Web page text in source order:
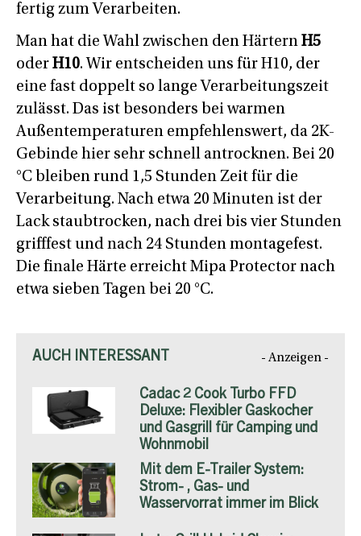
fertig zum Verarbeiten.
Man hat die Wahl zwischen den Härtern H5
oder H10. Wir entscheiden uns für H10, der
eine fast doppelt so lange Verarbeitungszeit
zulässt. Das ist besonders bei warmen
Außentemperaturen empfehlenswert, da 2K-
Gebinde hier sehr schnell antrocknen. Bei 20
°C bleiben rund 1,5 Stunden Zeit für die
Verarbeitung. Nach etwa 20 Minuten ist der
Lack staubtrocken, nach drei bis vier Stunden
grifffest und nach 24 Stunden montagefest.
Die finale Härte erreicht Mipa Protector nach
etwa sieben Tagen bei 20 °C.
AUCH INTERESSANT - Anzeigen -
Cadac 2 Cook Turbo FFD
Deluxe: Flexibler Gaskocher
und Gasgrill für Camping und
Wohnmobil
Mit dem E-Trailer System:
Strom- , Gas- und
Wasservorrat immer im Blick